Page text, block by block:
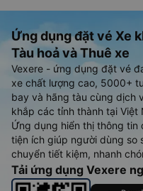
Ứng dụng đặt vé Xe
Tàu hoả và Thuê xe
Vexere - ứng dụng đặt vé
xe chất lượng cao, 5000+
bay và hãng tàu cùng dịch
khắp các tỉnh thành tại Việt
Ứng dụng hiển thị thông tin
tiện ích giúp người dùng so
chuyển tiết kiệm, nhanh
Tải ứng dụng Vexere